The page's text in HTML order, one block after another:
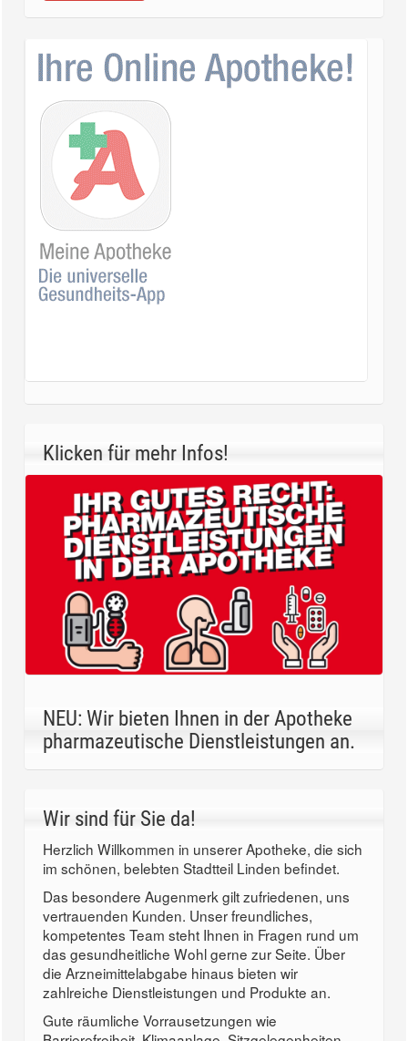
Klicken für mehr Infos!
NEU: Wir bieten Ihnen in der Apotheke
pharmazeutische Dienstleistungen an.
Wir sind für Sie da!
Herzlich Willkommen in unserer Apotheke, die sich
im schönen, belebten Stadtteil Linden befindet.
Das besondere Augenmerk gilt zufriedenen, uns
vertrauenden Kunden. Unser freundliches,
kompetentes Team steht Ihnen in Fragen rund um
das gesundheitliche Wohl gerne zur Seite. Über
die Arzneimittelabgabe hinaus bieten wir
zahlreiche Dienstleistungen und Produkte an.
Gute räumliche Vorrausetzungen wie